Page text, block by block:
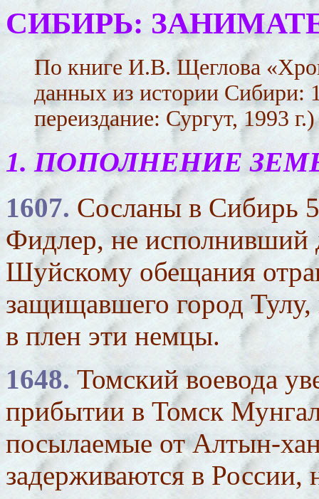
СИБИРЬ:
По книге И.В. Щеглова
данных из истории Сибири:
переиздание: Сургут, 1993 г.)
1. ПОПОЛНЕНИЕ
1607. Сосланы в Сибирь
Фидлер, не
Шуйскому обещания
защищавшего город Тулу,
в плен эти немцы.
1648. Томский воевода
прибытии в Томск
посылаемые от Алтын-
задерживаются в России,